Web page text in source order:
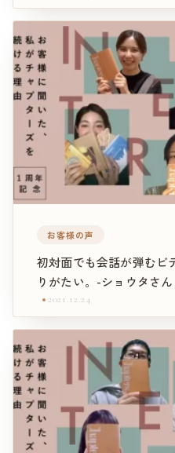
お客様の声
初対面でも会話が弾むビ
りがたい。-ショウタさ
2021.12.24